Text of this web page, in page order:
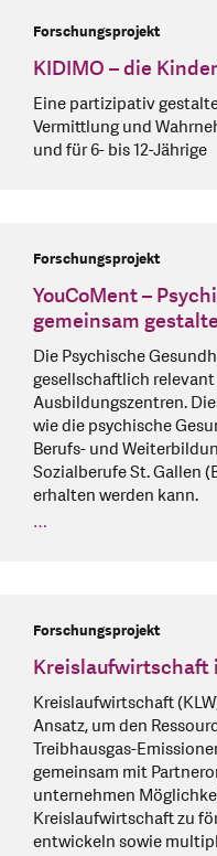
Forschungsprojekt
KIDIMO – die
Eine partizipativ
Vermittlung und
und für 6- bis 12-Jährige
Forschungsprojekt
YouCoMent –
gemeinsam
Die Psychische
gesellschaftlich
Ausbildungszentren.
wie die psychische
Berufs- und
Sozialberufe St. Gallen
erhalten werden kann.
…
Forschungsprojekt
Kreislaufwirtschaft
Kreislaufwirtschaft
Ansatz, um den
Treibhausgas-
gemeinsam mit
unternehmen
Kreislaufwirtschaft zu
entwickeln sowie